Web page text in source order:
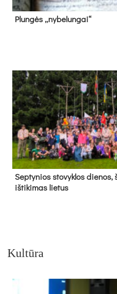
Plun­gės „ny­be­lun­gai“
Sep­ty­nios sto­vyk­los
iš­ti­ki­mas lie­tus
Kultūra